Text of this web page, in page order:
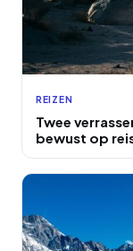
REIZEN
Twee
bewust op